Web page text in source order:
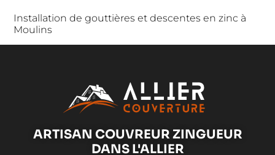
Installation de gouttières et descentes en zinc à
Moulins
ARTISAN COUVREUR ZINGUEUR
DANS L'ALLIER